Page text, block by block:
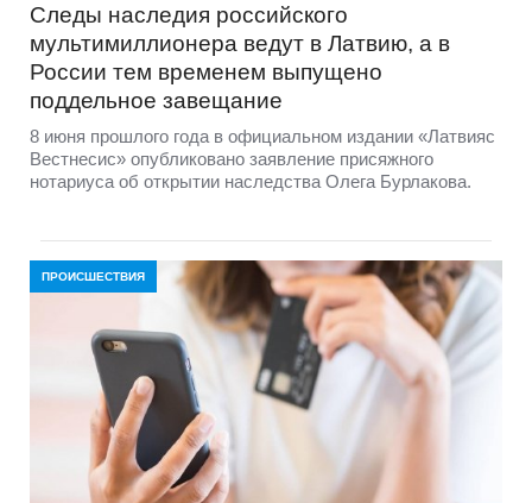
Следы наследия российского
мультимиллионера ведут в Латвию, а в
России тем временем выпущено
поддельное завещание
8 июня прошлого года в официальном издании «Латвияс
Вестнесис» опубликовано заявление присяжного
нотариуса об открытии наследства Олега Бурлакова.
ПРОИСШЕСТВИЯ